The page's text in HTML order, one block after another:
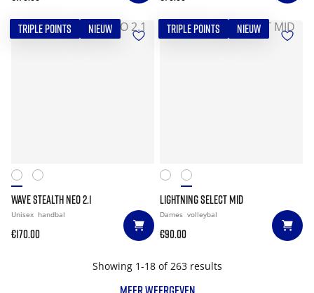
TRIPLE POINTS NIEUW
WAVE STEALTH NEO 2.1
Unisex handbal
€170.00
TRIPLE POINTS NIEUW
LIGHTNING SELECT MID
Dames volleybal
€90.00
Showing 1-18 of 263 results